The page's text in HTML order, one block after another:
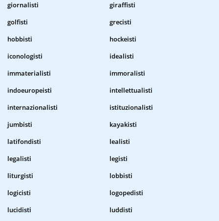
giornalisti
giraffisti
golfisti
grecisti
hobbisti
hockeisti
iconologisti
idealisti
immaterialisti
immoralisti
indoeuropeisti
intellettualisti
internazionalisti
istituzionalisti
jumbisti
kayakisti
latifondisti
lealisti
legalisti
legisti
liturgisti
lobbisti
logicisti
logopedisti
lucidisti
luddisti